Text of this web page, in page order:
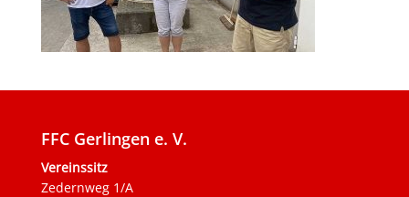
FFC Gerlingen e. V.
Vereinssitz
Zedernweg 1/A